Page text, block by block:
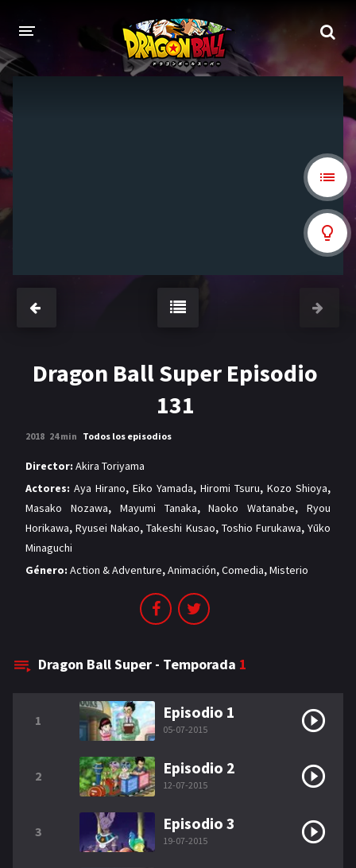
PELÍCULAS
MANGAS
Dragon Ball Super Episodio
131
2018 24 min Todos los episodios
Director: Akira Toriyama
Actores: Aya Hirano, Eiko Yamada, Hiromi Tsuru, Kozo Shioya,
Masako Nozawa, Mayumi Tanaka,Naoko Watanabe,Ryou
Horikawa,Ryusei Nakao,Takeshi Kusao, Toshio Furukawa,Yūko
Minaguchi
Género: Action & Adventure,Animación,Comedia,Misterio
Dragon Ball Super - Temporada 1
1 Episodio 1
05-07-2015
2 Episodio 2
12-07-2015
3 Episodio 3
19-07-2015